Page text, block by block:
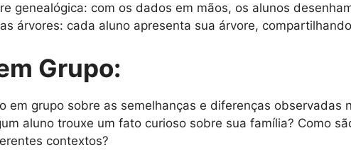
genealógica: com os dados em mãos, os alunos
árvores: cada aluno apresenta sua árvore,
Grupo:
em grupo sobre as semelhanças e diferenças
aluno trouxe um fato curioso sobre sua família? Como
contextos?